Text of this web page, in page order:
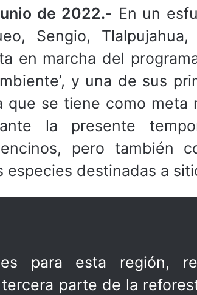
de 2022.- En un
Sengio,
en marcha del
y una de sus
que se tiene como meta
la presente
pero también
destinadas a
para esta región,
parte de la